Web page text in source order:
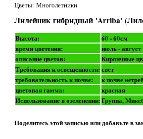
Цветы: Многолетники
Лилейник гибридный 'Arriba'
Высота:
60 - 60см
время цветения:
июль - август
описание цветов:
Кирпичные
Требования к освещенности: свет
требовательность к почве:
к почве
цветовая гамма:
красная
Использование в озеленении:Группа,
Поделитесь этой записью или добавьте в